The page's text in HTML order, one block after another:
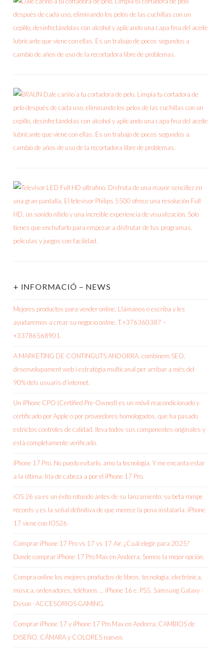
+ INFORMACIÓ – NEWS
Mejores productos para vender online. Llámanos o escriba y les
ayudaremos a crear su negocio online. T.+376360387 –
+33786568901.
A MARKETING DE CONTINGUTS ANDORRA, combinem SEO,
desenvolupament web i estratègia multicanal per arribar a més del
90% dels usuaris d’internet.
Un iPhone CPO (Certified Pre-Owned) es un móvil reacondicionado y
certificado por Apple o por proveedores homologados, que ha pasado
estrictos controles de calidad, lleva todos sus componentes originales y
está completamente verificado.
iPhone 17 Pro. No puedo evitarlo, amo la tecnología. Y me encanta estar
a la última. Iría de cabeza a por el iPhone 17 Pro.
iOS 26 ya es un éxito rotundo antes de su lanzamiento: su beta rompe
récords y es la señal definitiva de que merece la pena instalarla. iPhone
17 viene con IOS26
Comprar iPhone 17 Pro vs 17 vs 17 Air. ¿Cuál elegir para 2025?
Donde comprar iPhone 17 Pro Max en Andorra. Somos la mejor opción.
Compra online los mejores productos de libros, tecnología, electrónica,
música, ordenadores, teléfonos … iPhone 16 e. PS5. Samsung Galaxy ·
Dyson · ACCESORIOS GAMING.
Comprar iPhone 17 y iPhone 17 Pro Max en Andorra, CAMBIOS de
DISEÑO, CÁMARA y COLORES nuevos